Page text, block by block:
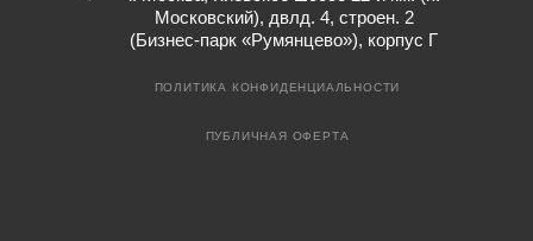
Московский), двлд. 4, строен. 2
(Бизнес-парк «Румянцево»), корпус Г
ПОЛИТИКА КОНФИДЕНЦИАЛЬНОСТИ
ПУБЛИЧНАЯ ОФЕРТА